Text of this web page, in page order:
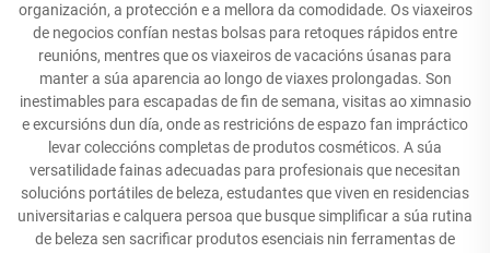
organización, a protección e a mellora da comodidade. Os viaxeiros
de negocios confían nestas bolsas para retoques rápidos entre
reunións, mentres que os viaxeiros de vacacións úsanas para
manter a súa aparencia ao longo de viaxes prolongadas. Son
inestimables para escapadas de fin de semana, visitas ao ximnasio
e excursións dun día, onde as restricións de espazo fan impráctico
levar coleccións completas de produtos cosméticos. A súa
versatilidade fainas adecuadas para profesionais que necesitan
solucións portátiles de beleza, estudantes que viven en residencias
universitarias e calquera persoa que busque simplificar a súa rutina
de beleza sen sacrificar produtos esenciais nin ferramentas de